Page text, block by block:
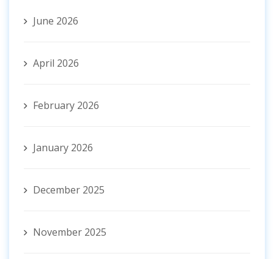
June 2026
April 2026
February 2026
January 2026
December 2025
November 2025